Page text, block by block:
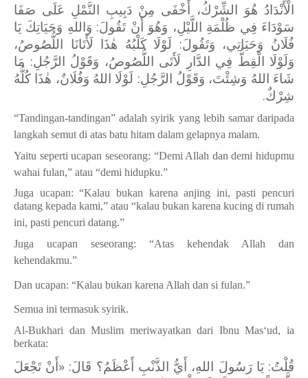
الْأَنْدَادُ هُوَ الشِّرْكُ، أَخْفَى مِنْ دَبِيبِ النَّمْلِ عَلَى صَفَا
سَوْدَاءَ فِي ظُلْمَةِ اللَّيْلِ، وَهُوَ أَنْ تَقُولَ: وَاللهِ وَحَيَاتِكَ يَا
فُلَانُ وَحَيَاتِي، وَتَقُولَ: لَوْلَا كَلْبُهُ هٰذَا لَأَتَانَا اللُّصُوصُ،
وَلَوْلَا الْقِطُّ فِي الدَّارِ لَأَتَى اللُّصُوصُ، وَقَوْلُ الرَّجُلِ: مَا
شَاءَ اللهُ وَشِئْتَ، وَقَوْلُ الرَّجُلِ: لَوْلَا اللهُ وَفُلَانٌ، هٰذَا كُلُّهُ
شِرْكٌ.
“Tandingan-tandingan” adalah syirik yang lebih samar daripada
langkah semut di atas batu hitam dalam gelapnya malam.
Yaitu seperti ucapan seseorang: “Demi Allah dan demi hidupmu
wahai fulan,” atau “demi hidupku.”
Juga ucapan: “Kalau bukan karena anjing ini, pasti pencuri
datang kepada kami,” atau “kalau bukan karena kucing di rumah
ini, pasti pencuri datang.”
Juga ucapan seseorang: “Atas kehendak Allah dan
kehendakmu.”
Dan ucapan: “Kalau bukan karena Allah dan si fulan.”
Semua ini termasuk syirik.
Al-Bukhari dan Muslim meriwayatkan dari Ibnu Mas‘ud, ia
berkata:
قُلْتُ: يَا رَسُولَ اللهِ، أَيُّ الذَّنْبِ أَعْظَمُ؟ قَالَ: «أَنْ تَجْعَلَ